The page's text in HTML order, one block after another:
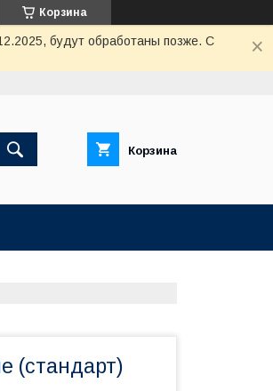
Корзина
будут обработаны позже. С
Корзина
(стандарт)